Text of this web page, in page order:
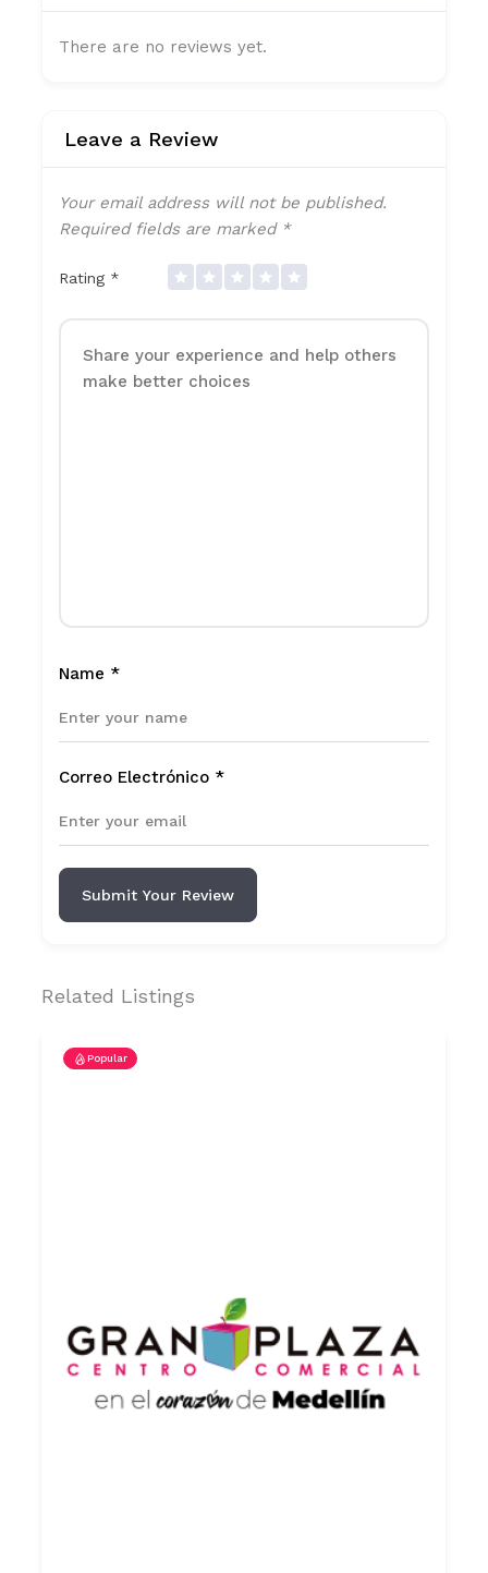
There are no reviews yet.
Leave a Review
Your email address will not be published.
Required fields are marked *
Rating *
Name *
Correo Electrónico *
Submit Your Review
Related Listings
Popular